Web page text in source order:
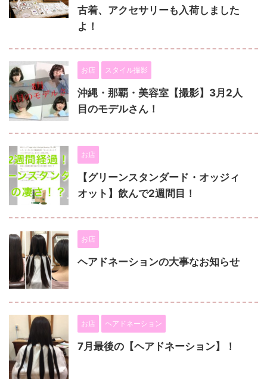
古着、アクセサリーも入荷しました
よ！
お店 スタイル撮影
沖縄・那覇・美容室【撮影】3月2人
目のモデルさん！
お店
【グリーンスタンダード・オッジィ
オット】飲んで2週間目！
お店
ヘアドネーションの大事なお知らせ
お店 ヘアドネーション
7月最後の【ヘアドネーション】！